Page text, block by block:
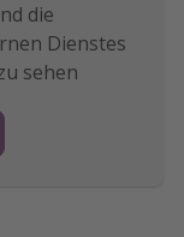
die
Dienstes
sehen